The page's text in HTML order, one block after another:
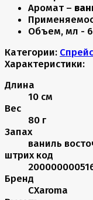
Аромат –
Объем, мл -
Категории: Спрей
Характеристики:
Длина
10 см
Вес
80 г
Запах
ваниль
штрих код
Бренд
CXaroma